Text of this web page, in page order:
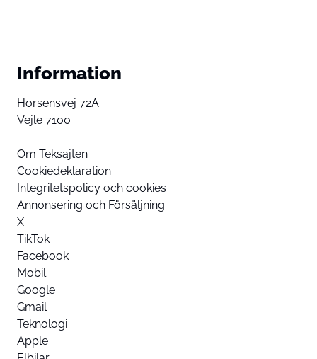
Information
Horsensvej 72A
Vejle 7100
Om Teksajten
Cookiedeklaration
Integritetspolicy och cookies
Annonsering och Försäljning
X
TikTok
Facebook
Mobil
Google
Gmail
Teknologi
Apple